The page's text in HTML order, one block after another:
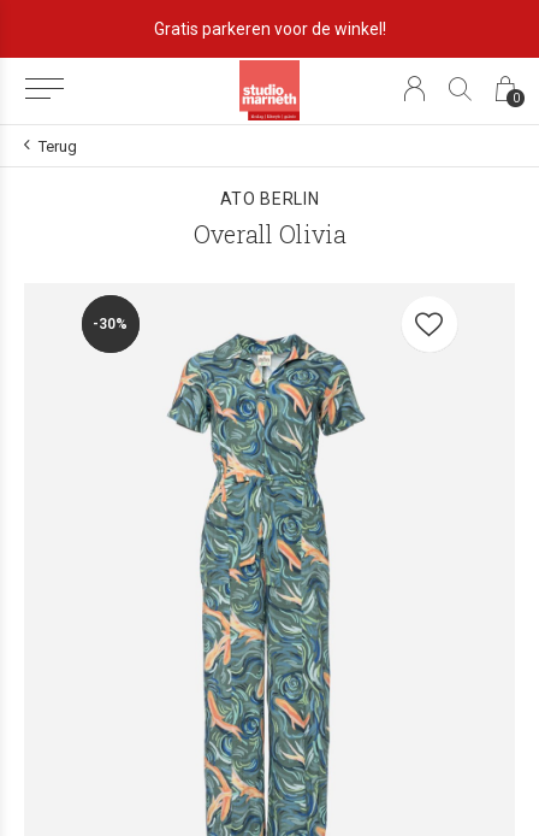
0
Gratis parkeren voor de winkel!
Terug
ATO BERLIN
Overall Olivia
-30%
-30%